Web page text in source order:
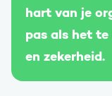
hart van je
pas als het
en zekerheid.